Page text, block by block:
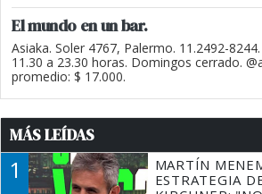
El mundo en un bar.
Asiaka. Soler 4767, Palermo. 11.2492-
11.30 a 23.30 horas. Domingos cerrado.
promedio: $ 17.000.
MÁS LEÍDAS
1
MARTÍN
ESTRATEGIA